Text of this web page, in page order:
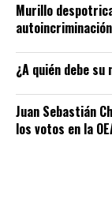
Murillo
¿A quién debe
Juan Sebastián
los votos en la